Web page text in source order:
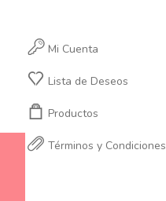
Mi Cuenta
Lista de Deseos
Productos
Términos y Condiciones